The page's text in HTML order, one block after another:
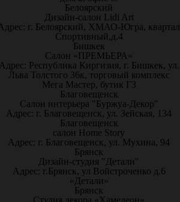
Белоярский
Дизайн-салон Lidi Art
г. Белоярский, ХМАО-Югра, квартал
Спортивный,д.4
Бишкек
Салон «ПРЕМЬЕРА»
Республика Киргизия, г. Бишкек, ул.
Льва Толстого 36к, торговый комплекс
Мега Мастер, бутик Г3
Благовещенск
Салон интерьера "Буржуа-Декор"
Адрес: г. Благовещенск, ул. Зейская, 134
Благовещенск
салон Home Story
Адрес: г. Благовещенск, ул. Мухина, 94
Брянск
Дизайн-студия "Детали"
Адрес: г.Брянск, ул Войстроченко д.6
«Детали»
Брянск
Студия декора «Хамелеон»